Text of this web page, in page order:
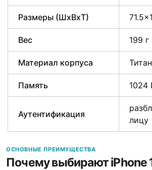
Размеры (ШxВxТ)
Вес 199 г
Материал корпуса Титан
Память 1024
Аутентификация
лицу
ОСНОВНЫЕ ПРЕИМУЩЕСТВА
Почему выбирают iPhone